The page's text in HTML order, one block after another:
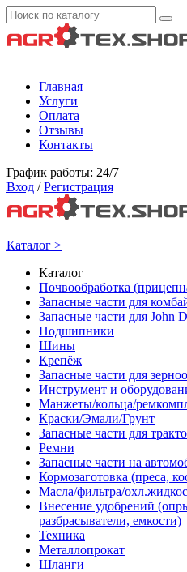
Главная
Услуги
Оплата
Отзывы
Контакты
График работы: 24/7
Вход / Регистрация
Каталог >
Каталог
Почвообработка
Запасные части для
Запасные части для John
Подшипники
Шины
Крепёж
Запасные части для
Инструмент и
Манжеты/кольца/
Краски/Эмали/Грунт
Запасные части для
Ремни
Запасные части на
Кормозаготовка (преса,
Масла/фильтра/
Внесение удобрений
разбрасыватели, емкости)
Техника
Металлопрокат
Шланги